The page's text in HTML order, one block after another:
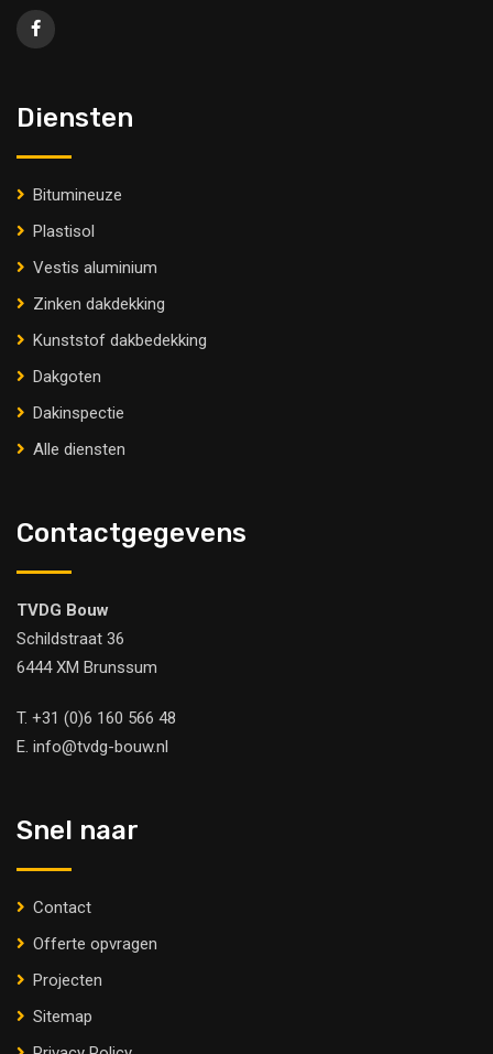
Diensten
Bitumineuze
Plastisol
Vestis aluminium
Zinken dakdekking
Kunststof dakbedekking
Dakgoten
Dakinspectie
Alle diensten
Contactgegevens
TVDG Bouw
Schildstraat 36
6444 XM Brunssum
T. +31 (0)6 160 566 48
E. info@tvdg-bouw.nl
Snel naar
Contact
Offerte opvragen
Projecten
Sitemap